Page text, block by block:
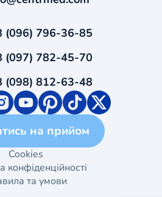
(096) 796-36-85
(097) 782-45-70
(098) 812-63-48
на прийом
Cookies
конфіденційності
та умови